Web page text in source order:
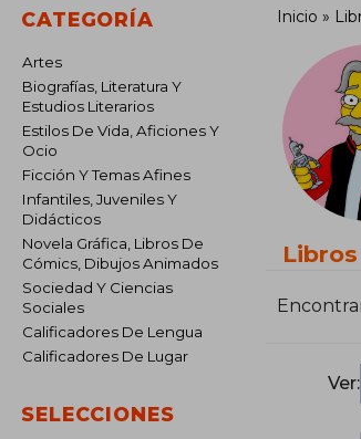
CATEGORÍA
Artes
Biografías, Literatura Y
Estudios Literarios
Estilos De Vida, Aficiones Y
Ocio
Ficción Y Temas Afines
Infantiles, Juveniles Y
Didácticos
Novela Gráfica, Libros De
Cómics, Dibujos Animados
Sociedad Y Ciencias
Sociales
Calificadores De Lengua
Calificadores De Lugar
SELECCIONES
Inicio
Ver: